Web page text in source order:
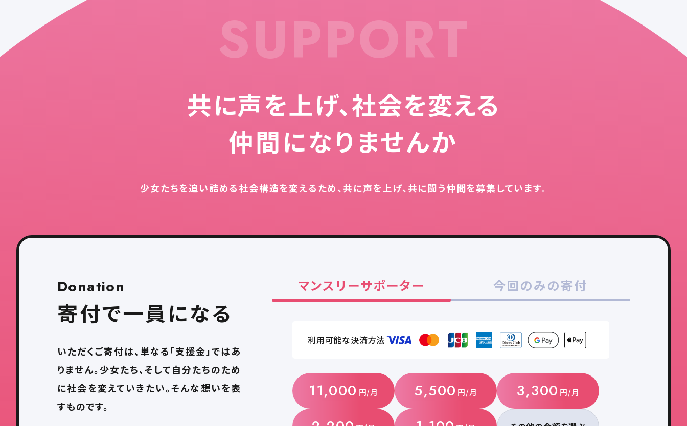
SUPPORT
共に声を上げ、社会を変える
仲間になりませんか
少女たちを追い詰める社会構造を変えるため、共に声を上げ、共に闘う仲間を募集しています。
Donation
寄付で一員になる
いただくご寄付は、単なる「支援金」ではあ
りません。少女たち、そして自分たちのため
に社会を変えていきたい。そんな想いを表
すものです。
マンスリーサポーター 今回のみの寄付
利用可能な決済方法
11,000 円/月 5,500 円/月 3,300 円/月